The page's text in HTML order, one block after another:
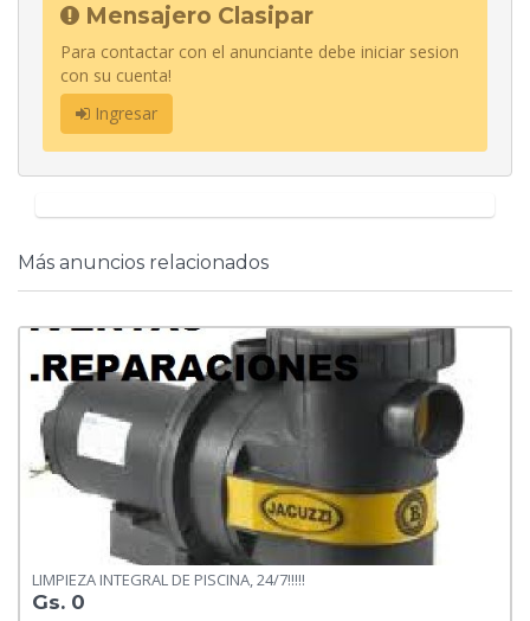
Mensajero Clasipar
Para contactar con el anunciante debe iniciar sesion
con su cuenta!
Ingresar
Más anuncios relacionados
LIMPIEZA INTEGRAL DE PISCINA, 24/7!!!!!
Gs. 0